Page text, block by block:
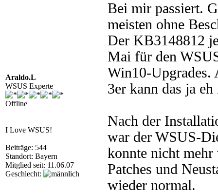
Araldo.L
WSUS Experte
Offline
I Love WSUS!
Beiträge: 544
Standort: Bayern
Mitglied seit: 11.06.07
Geschlecht:
Bei mir passiert.
meisten ohne
Der KB3148812
Mai für den
Win10-Upgrades.
3er kann das ja
Nach der
war der WSUS-
konnte nicht
Patches und
wieder normal.